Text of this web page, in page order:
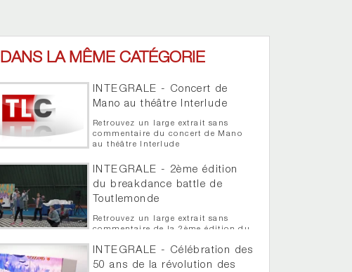
DANS LA MÊME CATÉGORIE
INTEGRALE - Concert de
Mano au théâtre Interlude
Retrouvez un large extrait sans
commentaire du concert de Mano
au théâtre Interlude
INTEGRALE - 2ème édition
du breakdance battle de
Toutlemonde
Retrouvez un large extrait sans
commentaire de la 2ème édition du
INTEGRALE - Célébration des
50 ans de la révolution des